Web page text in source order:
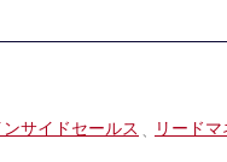
ンサイドセールス リード